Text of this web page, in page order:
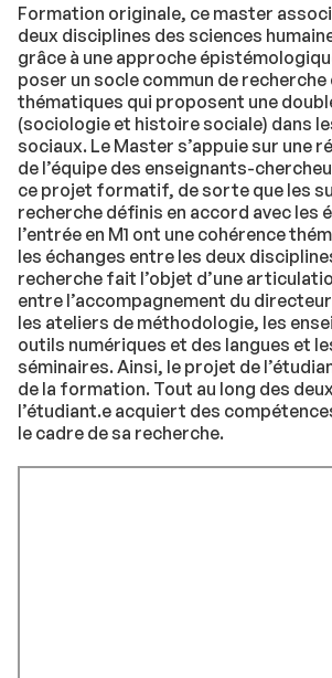
Formation originale, ce master
deux disciplines des sciences
grâce à une approche
poser un socle commun de
thématiques qui proposent une
(sociologie et histoire sociale) dans
sociaux. Le Master s’appuie sur une
de l’équipe des enseignants-
ce projet formatif, de sorte que les
recherche définis en accord avec les
l’entrée en M1 ont une cohérence
les échanges entre les deux
recherche fait l’objet d’une
entre l’accompagnement du
les ateliers de méthodologie, les
outils numériques et des langues et
séminaires. Ainsi, le projet de
de la formation. Tout au long des
l’étudiant.e acquiert des
le cadre de sa recherche.